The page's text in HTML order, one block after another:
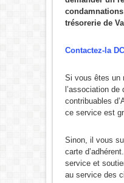
trésorerie de
Contactez-la
Si vous êtes un
l’association de
contribuables
ce service est
Sinon, il vous
carte
service et
au service des